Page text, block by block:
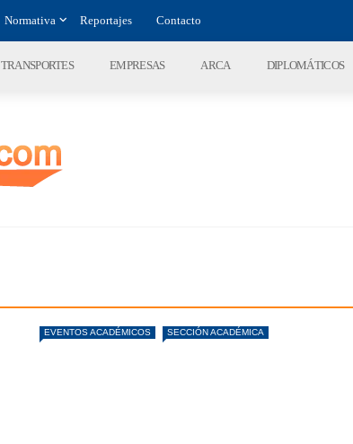
Normativa Reportajes Contacto
TRANSPORTES EMPRESAS ARCA DIPLOMÁTICOS
EVENTOS ACADÉMICOS SECCIÓN ACADÉMICA